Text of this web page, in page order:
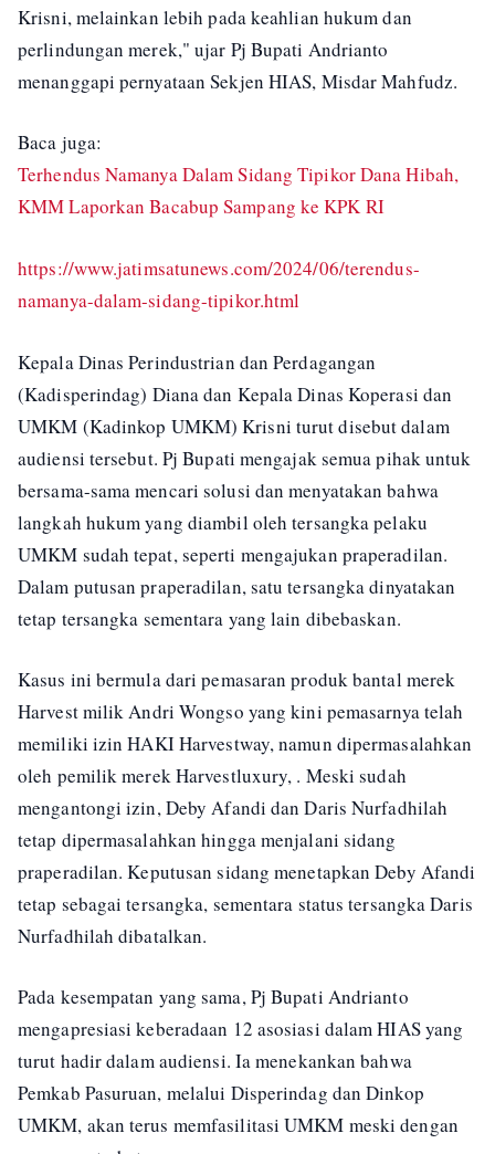
Krisni, melainkan lebih pada keahlian hukum dan
perlindungan merek," ujar Pj Bupati Andrianto
menanggapi pernyataan Sekjen HIAS, Misdar Mahfudz.
Baca juga:
Terhendus Namanya Dalam Sidang Tipikor Dana Hibah,
KMM Laporkan Bacabup Sampang ke KPK RI
https://www.jatimsatunews.com/2024/06/terendus-
namanya-dalam-sidang-tipikor.html
Kepala Dinas Perindustrian dan Perdagangan
(Kadisperindag) Diana dan Kepala Dinas Koperasi dan
UMKM (Kadinkop UMKM) Krisni turut disebut dalam
audiensi tersebut. Pj Bupati mengajak semua pihak untuk
bersama-sama mencari solusi dan menyatakan bahwa
langkah hukum yang diambil oleh tersangka pelaku
UMKM sudah tepat, seperti mengajukan praperadilan.
Dalam putusan praperadilan, satu tersangka dinyatakan
tetap tersangka sementara yang lain dibebaskan.
Kasus ini bermula dari pemasaran produk bantal merek
Harvest milik Andri Wongso yang kini pemasarnya telah
memiliki izin HAKI Harvestway, namun dipermasalahkan
oleh pemilik merek Harvestluxury, . Meski sudah
mengantongi izin, Deby Afandi dan Daris Nurfadhilah
tetap dipermasalahkan hingga menjalani sidang
praperadilan. Keputusan sidang menetapkan Deby Afandi
tetap sebagai tersangka, sementara status tersangka Daris
Nurfadhilah dibatalkan.
Pada kesempatan yang sama, Pj Bupati Andrianto
mengapresiasi keberadaan 12 asosiasi dalam HIAS yang
turut hadir dalam audiensi. Ia menekankan bahwa
Pemkab Pasuruan, melalui Disperindag dan Dinkop
UMKM, akan terus memfasilitasi UMKM meski dengan